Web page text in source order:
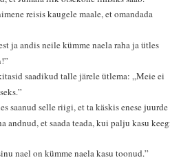
reisis kaugele maale, et omandada
ja andis neile kümme naela raha ja ütles
saadikud talle järele ütlema: „Meie ei
saanud selle riigi, et ta käskis enese juurde
andnud, et saada teada, kui palju kasu
nael on kümme naela kasu toonud.”